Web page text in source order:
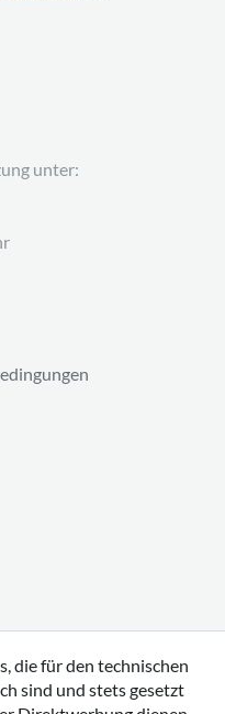
unter:
die für den technischen
sind und stets gesetzt